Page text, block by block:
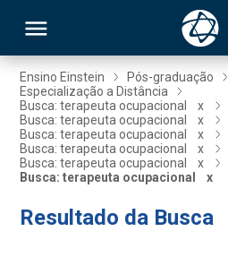
Ensino Einstein Pós-graduação
Especialização a Distância
Busca: terapeuta ocupacional
x
Busca: terapeuta ocupacional
x
Busca: terapeuta ocupacional
x
Busca: terapeuta ocupacional
x
Busca: terapeuta ocupacional
x
Busca: terapeuta ocupacional
x
Resultado da Busca